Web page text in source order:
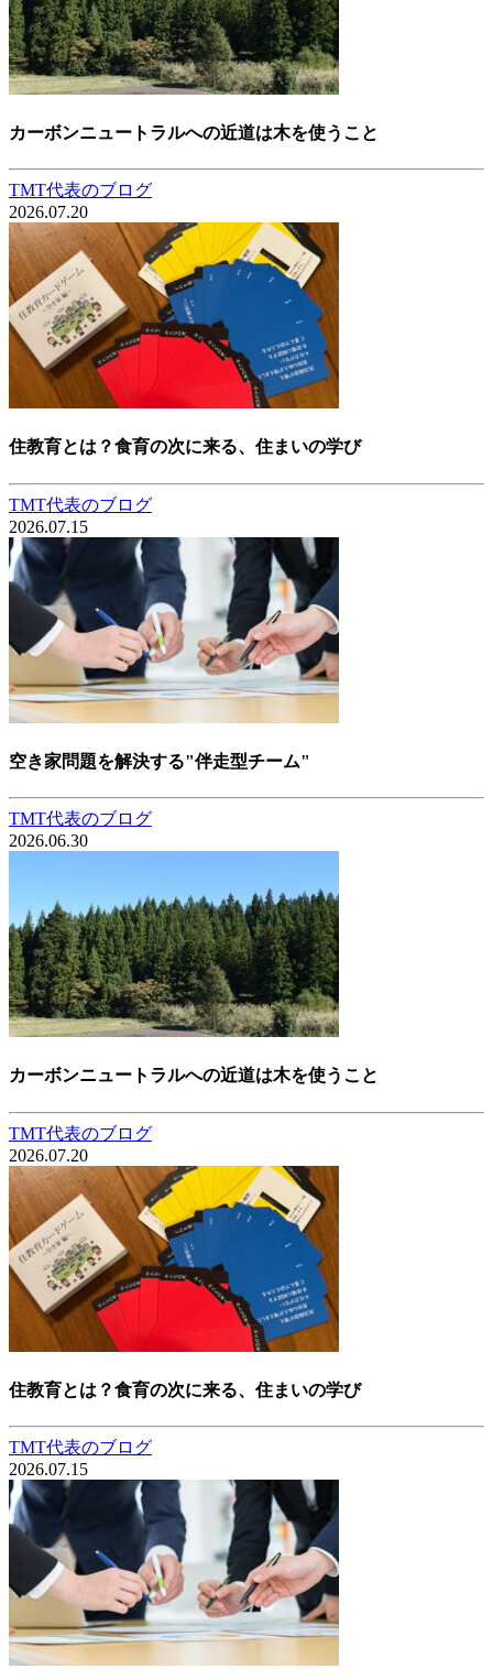
カーボンニュートラルへの近道は木を使うこと
TMT代表のブログ
2026.07.20
住教育とは？食育の次に来る、住まいの学び
TMT代表のブログ
2026.07.15
空き家問題を解決する"伴走型チーム"
TMT代表のブログ
2026.06.30
カーボンニュートラルへの近道は木を使うこと
TMT代表のブログ
2026.07.20
住教育とは？食育の次に来る、住まいの学び
TMT代表のブログ
2026.07.15